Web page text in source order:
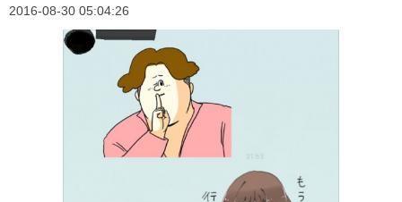
2016-08-30 05:04:26